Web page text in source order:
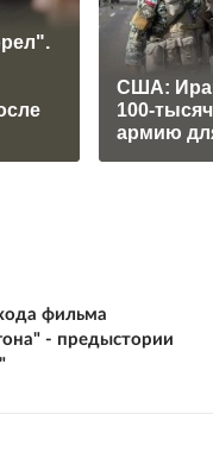
США:
100-
армию
фильма
- предыстории